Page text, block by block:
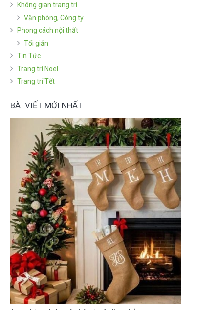
Không gian trang trí
Văn phòng, Công ty
Phong cách nội thất
Tối giản
Tin Tức
Trang trí Noel
Trang trí Tết
BÀI VIẾT MỚI NHẤT